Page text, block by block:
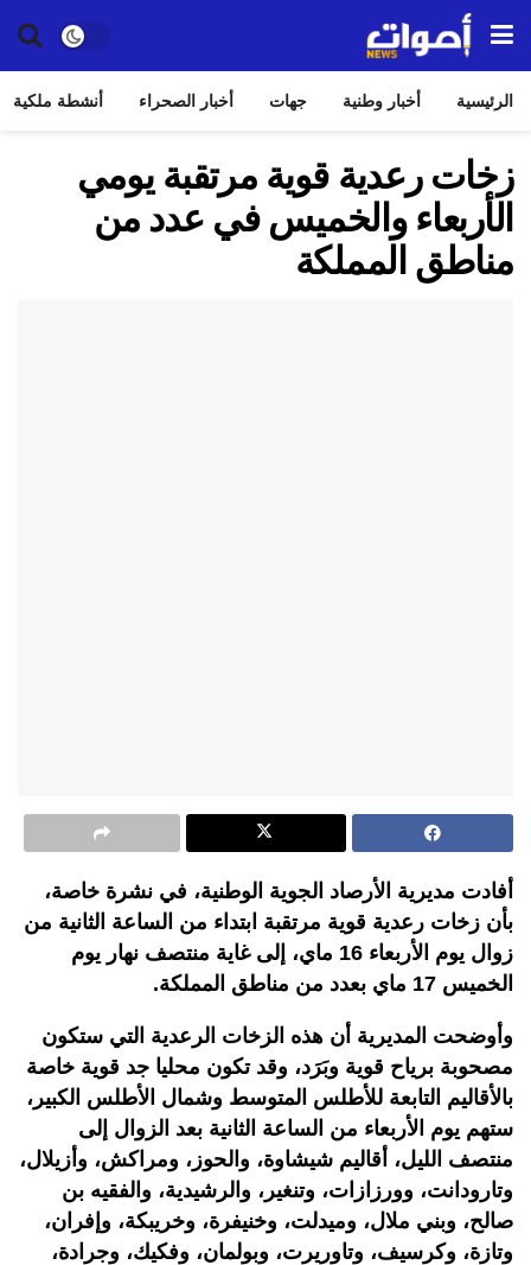
الرئيسية أخبار وطنية جهات أخبار الصحراء أنشطة ملكية
زخات رعدية قوية مرتقبة يومي
الأربعاء والخميس في عدد من
مناطق المملكة
أفادت مديرية الأرصاد الجوية الوطنية، في نشرة خاصة،
بأن زخات رعدية قوية مرتقبة ابتداء من الساعة الثانية من
زوال يوم الأربعاء 16 ماي، إلى غاية منتصف نهار يوم
الخميس 17 ماي بعدد من مناطق المملكة.
وأوضحت المديرية أن هذه الزخات الرعدية التي ستكون
مصحوبة برياح قوية وبَرَد، وقد تكون محليا جد قوية خاصة
بالأقاليم التابعة للأطلس المتوسط وشمال الأطلس الكبير،
ستهم يوم الأربعاء من الساعة الثانية بعد الزوال إلى
منتصف الليل، أقاليم شيشاوة، والحوز، ومراكش، وأزيلال،
وتارودانت، وورزازات، وتنغير، والرشيدية، والفقيه بن
صالح، وبني ملال، وميدلت، وخنيفرة، وخريبكة، وإفران،
وتازة، وكرسيف، وتاوريرت، وبولمان، وفكيك، وجرادة،